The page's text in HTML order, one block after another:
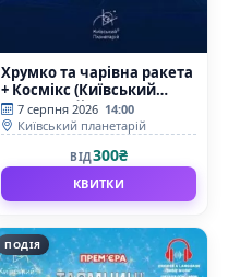
Хрумко та чарівна ракета
+ Космікс (Київський
планетарій)
7 серпня 2026 14:00
Київський планетарій
ВІД300₴
КВИТКИ
ПОДІЯ